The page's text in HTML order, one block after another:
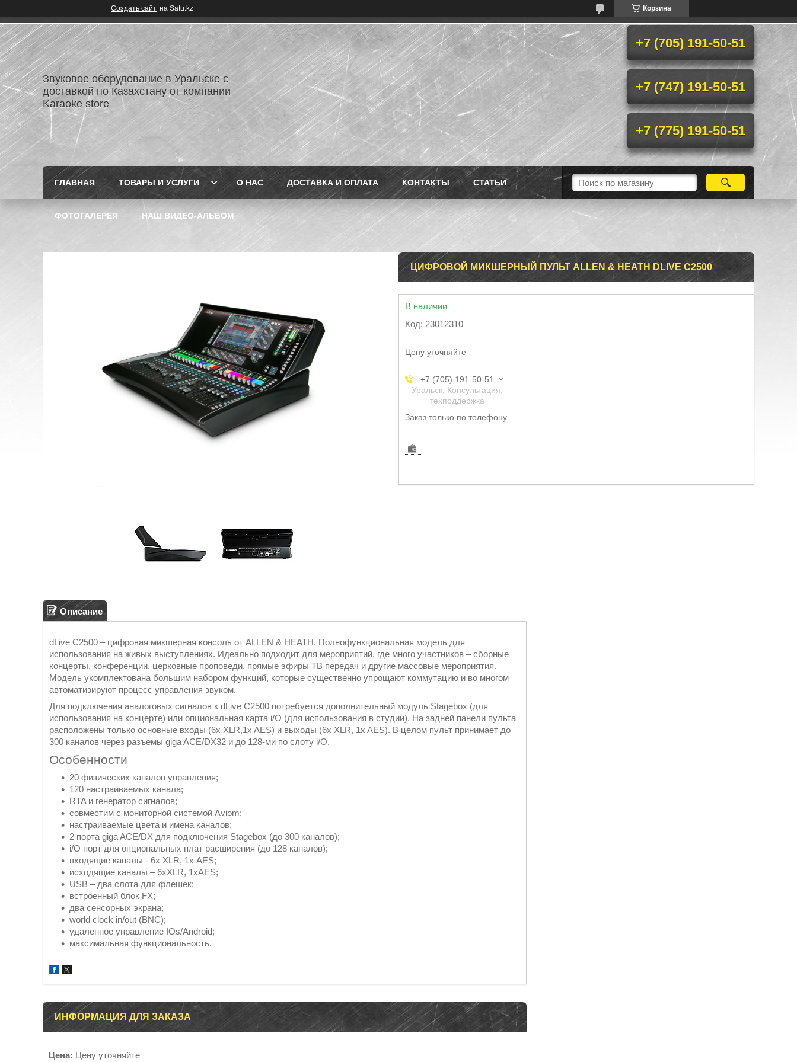
Создать сайт на Satu.kz Корзина
Звуковое оборудование в Уральске с
доставкой по Казахстану от компании
Karaoke store
+7 (705) 191-50-51
+7 (747) 191-50-51
+7 (775) 191-50-51
ГЛАВНАЯ ТОВАРЫ И УСЛУГИ О НАС ДОСТАВКА И ОПЛАТА КОНТАКТЫ СТАТЬИ
ФОТОГАЛЕРЕЯ НАШ ВИДЕО-АЛЬБОМ
ЦИФРОВОЙ МИКШЕРНЫЙ ПУЛЬТ ALLEN & HEATH DLIVE C2500
В наличии
Код: 23012310
Цену уточняйте
+7 (705) 191-50-51
Уральск, Консультация,
техподдержка
Заказ только по телефону
Описание
dLive C2500 – цифровая микшерная консоль от ALLEN & HEATH. Полнофункциональная модель для
использования на живых выступлениях. Идеально подходит для мероприятий, где много участников – сборные
концерты, конференции, церковные проповеди, прямые эфиры ТВ передач и другие массовые мероприятия.
Модель укомплектована большим набором функций, которые существенно упрощают коммутацию и во многом
автоматизируют процесс управления звуком.
Для подключения аналоговых сигналов к dLive C2500 потребуется дополнительный модуль Stagebox (для
использования на концерте) или опциональная карта i/O (для использования в студии). На задней панели пульта
расположены только основные входы (6х XLR,1x AES) и выходы (6х XLR, 1x AES). В целом пульт принимает до
300 каналов через разъемы giga ACE/DX32 и до 128-ми по слоту i/O.
Особенности
20 физических каналов управления;
120 настраиваемых канала;
RTA и генератор сигналов;
совместим с мониторной системой Aviom;
настраиваемые цвета и имена каналов;
2 порта giga ACE/DX для подключения Stagebox (до 300 каналов);
i/O порт для опциональных плат расширения (до 128 каналов);
входящие каналы - 6х XLR, 1х AES;
исходящие каналы – 6xXLR, 1xAES;
USB – два слота для флешек;
встроенный блок FX;
два сенсорных экрана;
world clock in/out (BNC);
удаленное управление IOs/Android;
максимальная функциональность.
ИНФОРМАЦИЯ ДЛЯ ЗАКАЗА
Цена: Цену уточняйте